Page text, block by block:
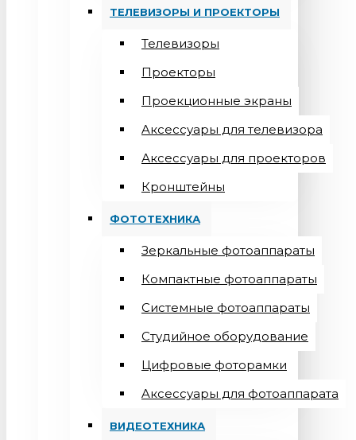
ТЕЛЕВИЗОРЫ И ПРОЕКТОРЫ
Телевизоры
Проекторы
Проекционные экраны
Aксессуары для телевизора
Аксессуары для проекторов
Кронштейны
ФОТОТЕХНИКА
Зеркальные фотоаппараты
Компактные фотоаппараты
Системные фотоаппараты
Студийное оборудование
Цифровые фоторамки
Aксессуары для фотоаппарата
ВИДЕОТЕХНИКА